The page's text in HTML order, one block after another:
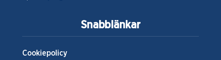
Snabblänkar
Cookiepolicy